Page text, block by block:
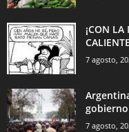
¡CON LA
7 agosto,
7 agosto,